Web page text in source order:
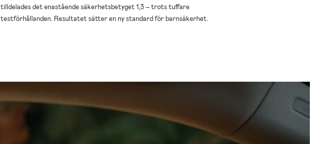
tilldelades det enastående säkerhetsbetyget 1,3 – trots tuffare
testförhållanden. Resultatet sätter en ny standard för barnsäkerhet.